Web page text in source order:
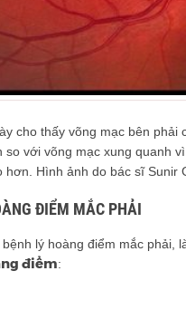
cho thấy võng mạc bên phải
với võng mạc xung quanh
hơn. Hình ảnh do bác sĩ Sunir
ĐIỂM MẮC PHẢI
lý hoàng điểm mắc phải,
điểm: